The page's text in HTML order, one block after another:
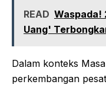
READ Waspada!
Uang'
Dalam konteks
perkembangan